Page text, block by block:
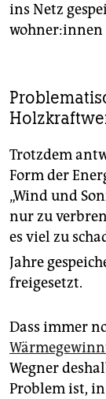
ins Netz
woh­ne­r:in­nen
Trotzdem
Form der
„Wind und
nur zu
es viel zu
Jahre
freigesetzt.
Dass immer
Wegner
Problem ist,